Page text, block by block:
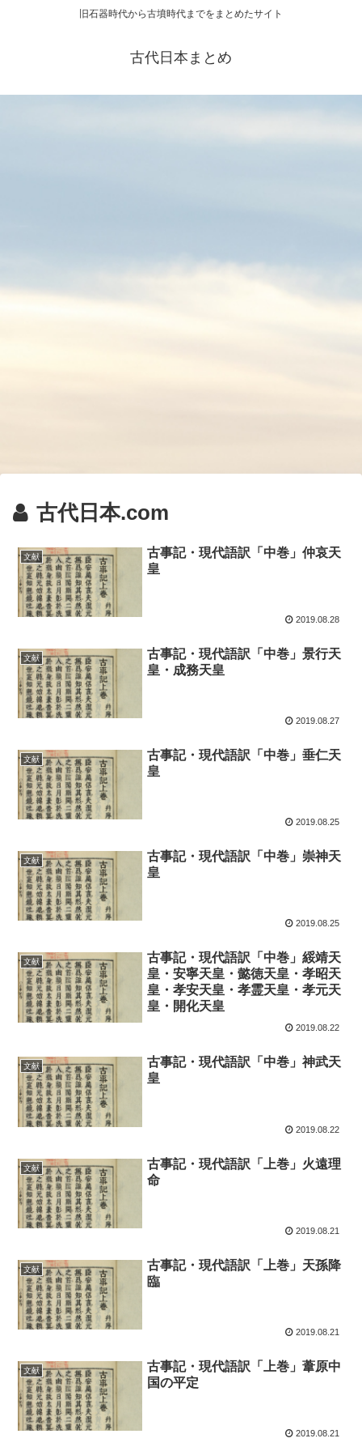
旧石器時代から古墳時代までをまとめたサイト
古代日本まとめ
古代日本.com
文献
古事記・現代語訳「中巻」仲哀天
皇
2019.08.28
文献
古事記・現代語訳「中巻」景行天
皇・成務天皇
2019.08.27
文献
古事記・現代語訳「中巻」垂仁天
皇
2019.08.25
文献
古事記・現代語訳「中巻」崇神天
皇
2019.08.25
文献
古事記・現代語訳「中巻」綏靖天
皇・安寧天皇・懿徳天皇・孝昭天
皇・孝安天皇・孝霊天皇・孝元天
皇・開化天皇
2019.08.22
文献
古事記・現代語訳「中巻」神武天
皇
2019.08.22
文献
古事記・現代語訳「上巻」火遠理
命
2019.08.21
文献
古事記・現代語訳「上巻」天孫降
臨
2019.08.21
文献
古事記・現代語訳「上巻」葦原中
国の平定
2019.08.21